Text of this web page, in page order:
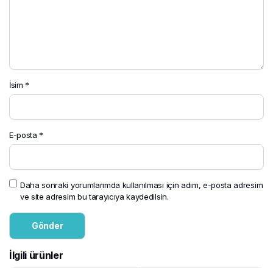
İsim *
E-posta *
Daha sonraki yorumlarımda kullanılması için adım, e-posta adresim
ve site adresim bu tarayıcıya kaydedilsin.
İlgili ürünler